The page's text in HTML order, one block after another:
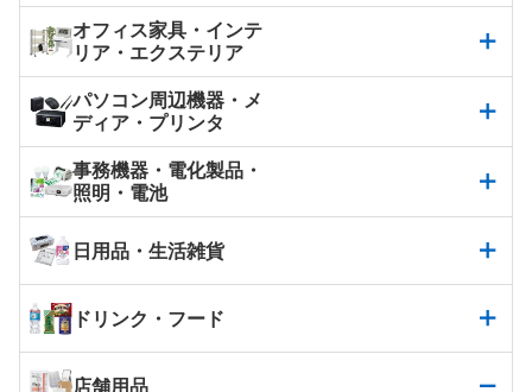
オフィス家具・インテ
リア・エクステリア
パソコン周辺機器・メ
ディア・プリンタ
事務機器・電化製品・
照明・電池
日用品・生活雑貨
ドリンク・フード
店舗用品